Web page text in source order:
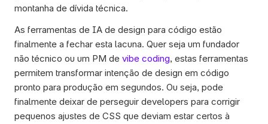
montanha de dívida técnica.
As ferramentas de IA de design para código estão
finalmente a fechar esta lacuna. Quer seja um fundador
não técnico ou um PM de vibe coding, estas ferramentas
permitem transformar intenção de design em código
pronto para produção em segundos. Ou seja, pode
finalmente deixar de perseguir developers para corrigir
pequenos ajustes de CSS que deviam estar certos à